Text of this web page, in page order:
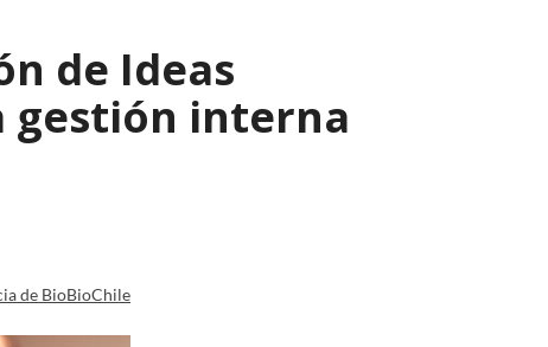
de Ideas
gestión interna
de BioBioChile